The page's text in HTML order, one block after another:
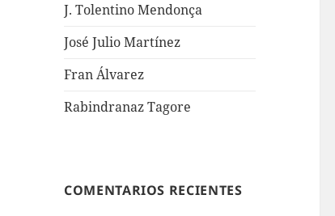
J. Tolentino Mendonça
José Julio Martínez
Fran Álvarez
Rabindranaz Tagore
COMENTARIOS RECIENTES